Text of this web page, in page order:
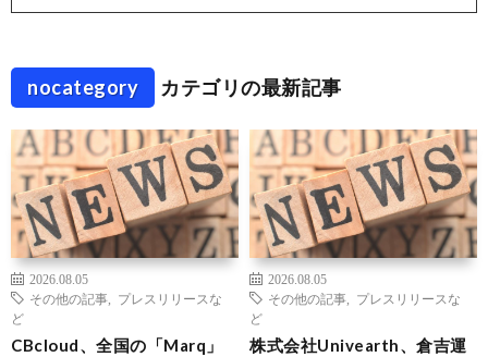
nocategory カテゴリの最新記事
2026.08.05
その他の記事
プレスリリースな
ど
CBcloud、全国の「Marq」
2026.08.05
その他の記事
プレスリリースな
ど
株式会社Univearth、倉吉運